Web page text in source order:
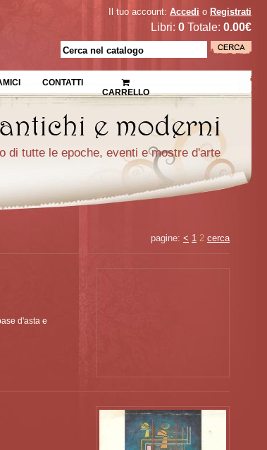
Il tuo account: Accedi o Registrati
Libri: 0 Totale: 0.00€
CONTATTI
CARRELLO
di tutte le epoche, eventi e mostre d'arte
pagine: < 1 2 cerca
d'asta e